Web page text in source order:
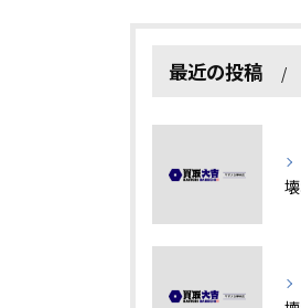
最近の投稿